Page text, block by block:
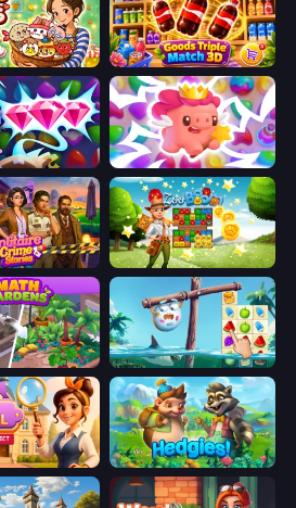
Goods Triple Match 3D
Match Arena
Stories Zoo Boom
Sugar Heroes
Hidden Object: My Hotel Hedgies